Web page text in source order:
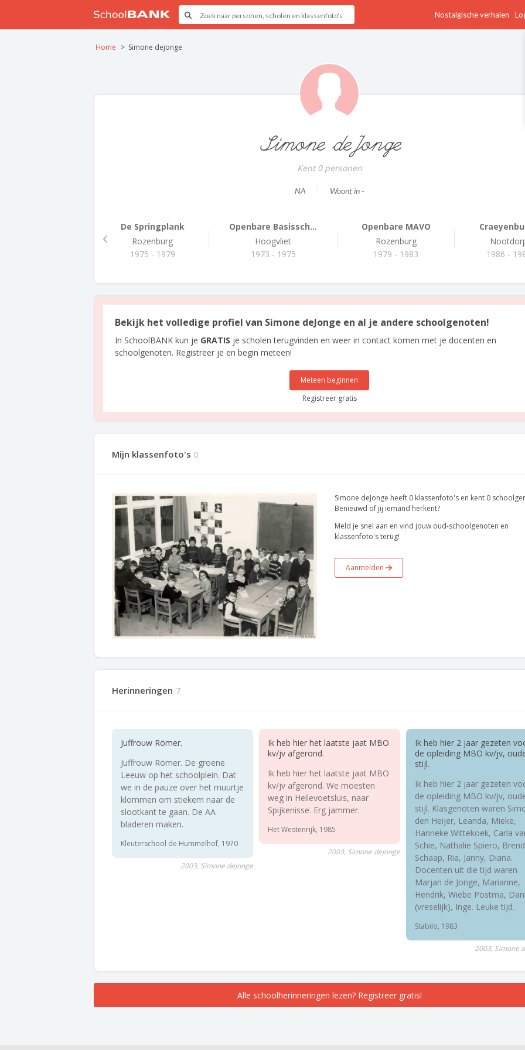
Nostalgische verhalen
Home Simone dejonge
Simone deJonge
Kent 0 personen
NA Woont in -
De Springplank
Rozenburg
1975 - 1979
Openbare Basissch...
Hoogvliet
1973 - 1975
Openbare MAVO
Rozenburg
1979 - 1983
1986 -
Bekijk het volledige profiel van Simone deJonge en al je andere schoolgenoten!
In SchoolBANK kun je GRATIS je scholen terugvinden en weer in contact komen met je docenten en
schoolgenoten. Registreer je en begin meteen!
Meteen beginnen
Registreer gratis
Mijn klassenfoto's 0
Simone deJonge heeft 0 klassenfoto's en kent 0
Benieuwd of jij iemand herkent?
Meld je snel aan en vind jouw oud-schoolgenoten en
klassenfoto's terug!
Aanmelden
Herinneringen 7
Juffrouw Römer.
Juffrouw Römer. De groene
Leeuw op het schoolplein. Dat
we in de pauze over het muurtje
klommen om stiekem naar de
slootkant te gaan. De AA
bladeren maken.
Kleuterschool de Hummelhof, 1970
2003, Simone deJonge
Ik heb hier het laatste jaat MBO
kv/jv afgerond.
Ik heb hier het laatste jaat MBO
kv/jv afgerond. We moesten
weg in Hellevoetsluis, naar
Spijkenisse. Erg jammer.
Het Westenrijk, 1985
2003, Simone deJonge
Ik heb hier 2 jaar gezeten
de opleiding MBO kv/jv,
stijl.
Ik heb hier 2 jaar gezeten
de opleiding MBO kv/jv,
stijl. Klasgenoten waren
den Heijer, Leanda, Mieke,
Hanneke Wittekoek, Carla
Schie, Nathalie Spiero,
Schaap, Ria, Janny, Diana.
Docenten uit die tijd waren
Marjan de Jonge, Marianne,
Hendrik, Wiebe Postma,
(vreselijk), Inge. Leuke tijd.
Stabilo, 1983
2003, Simone
Alle schoolherinneringen lezen? Registreer gratis!